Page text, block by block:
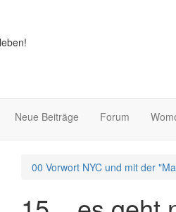
Neue Beiträge Forum
00 Vorwort NYC und mit der